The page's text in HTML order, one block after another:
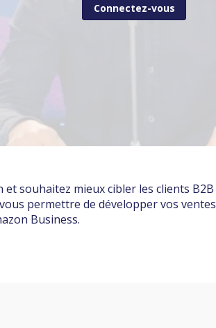
Connectez-vous
et souhaitez mieux cibler les clients
permettre de développer vos
Business.